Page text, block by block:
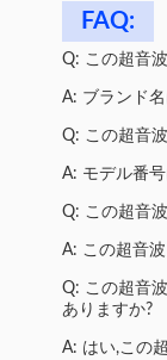
FAQ:
Q: この超音
A: ブランド
Q: この超音
A: モデル番
Q: この超音
A: この超音
Q: この超音
ありますか?
A: はい,この